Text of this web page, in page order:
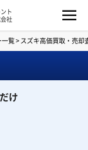
ト
社
一覧> スズキ高価買取・売却
け